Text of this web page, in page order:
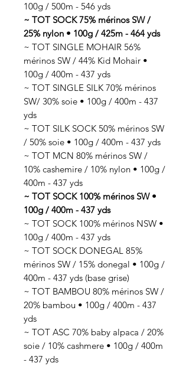
100g / 500m - 546 yds
~ TOT SOCK 75% mérinos SW /
25% nylon • 100g / 425m - 464 yds
~ TOT SINGLE MOHAIR 56%
mérinos SW / 44% Kid Mohair •
100g / 400m - 437 yds
~ TOT SINGLE SILK 70% mérinos
SW/ 30% soie • 100g / 400m - 437
yds
~ TOT SILK SOCK 50% mérinos SW
/ 50% soie • 100g / 400m - 437 yds
~ TOT MCN 80% mérinos SW /
10% cashemire / 10% nylon • 100g /
400m - 437 yds
~ TOT SOCK 100% mérinos SW •
100g / 400m - 437 yds
~ TOT SOCK 100% mérinos NSW •
100g / 400m - 437 yds
~ TOT SOCK DONEGAL 85%
mérinos SW / 15% donegal • 100g /
400m - 437 yds (base grise)
~ TOT BAMBOU 80% mérinos SW /
20% bambou • 100g / 400m - 437
yds
~ TOT ASC 70% baby alpaca / 20%
soie / 10% cashmere • 100g / 400m
- 437 yds